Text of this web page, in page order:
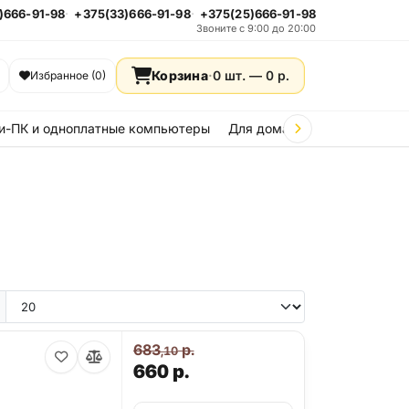
91-98 +375(33)666-91-98 +375(25)666-91-98
Звоните с 9:00 до 20:00
Избранное (0) Корзина·0 шт. — 0 р.
ПК и одноплатные компьютеры Для дома и дачи
660р.
683,10р.